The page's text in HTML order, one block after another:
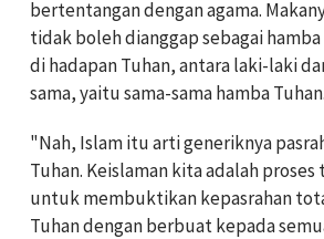
bertentangan dengan agama.
tidak boleh dianggap sebagai
di hadapan Tuhan, antara laki-laki
sama, yaitu sama-sama hamba Tuhan.
"Nah, Islam itu arti generiknya
Tuhan. Keislaman kita adalah
untuk membuktikan kepasrahan
Tuhan dengan berbuat kepada